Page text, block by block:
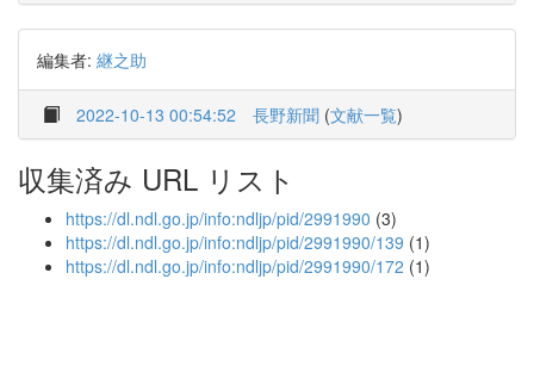
編集者: 継之助
2022-10-13 00:54:52 長野新聞 (文献一覧)
収集済み URL リスト
https://dl.ndl.go.jp/info:ndljp/pid/2991990 (3)
https://dl.ndl.go.jp/info:ndljp/pid/2991990/139 (1)
https://dl.ndl.go.jp/info:ndljp/pid/2991990/172 (1)